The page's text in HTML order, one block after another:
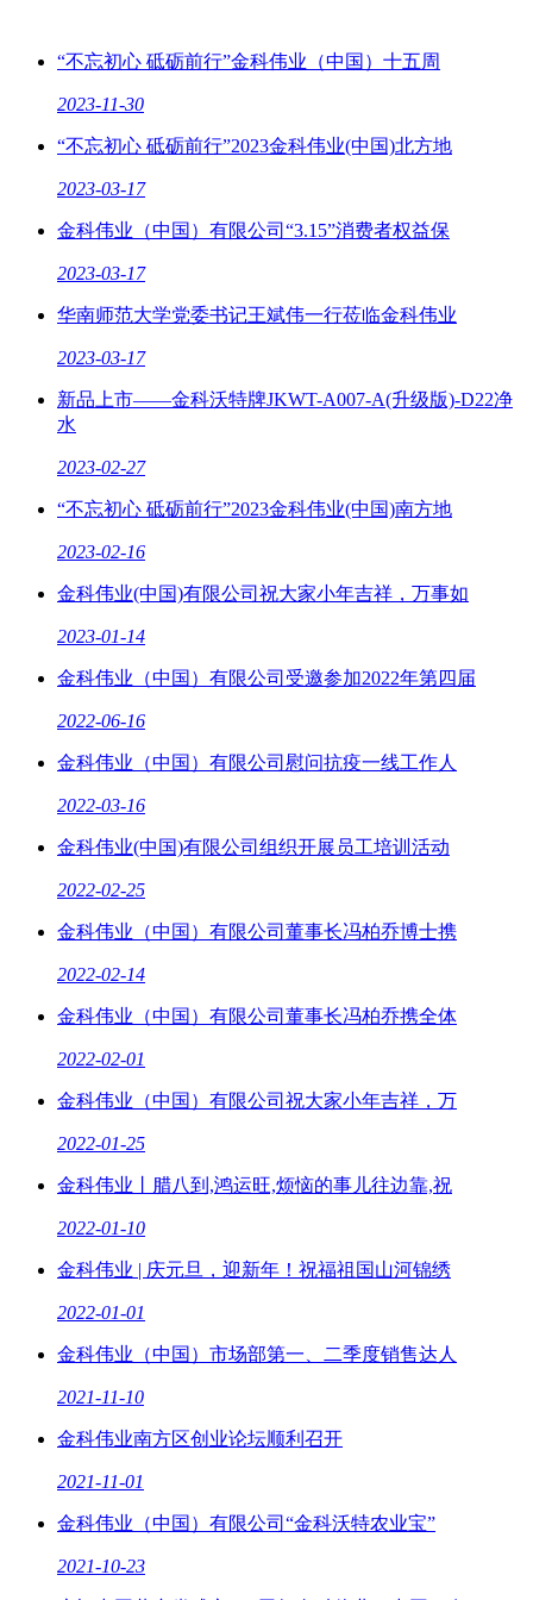
“不忘初心 砥砺前行”金科伟业（中国）十五周
2023-11-30
“不忘初心 砥砺前行”2023金科伟业(中国)北方地
2023-03-17
金科伟业（中国）有限公司“3.15”消费者权益保
2023-03-17
华南师范大学党委书记王斌伟一行莅临金科伟业
2023-03-17
新品上市——金科沃特牌JKWT-A007-A(升级版)-D22净
水
2023-02-27
“不忘初心 砥砺前行”2023金科伟业(中国)南方地
2023-02-16
金科伟业(中国)有限公司祝大家小年吉祥，万事如
2023-01-14
金科伟业（中国）有限公司受邀参加2022年第四届
2022-06-16
金科伟业（中国）有限公司慰问抗疫一线工作人
2022-03-16
金科伟业(中国)有限公司组织开展员工培训活动
2022-02-25
金科伟业（中国）有限公司董事长冯柏乔博士携
2022-02-14
金科伟业（中国）有限公司董事长冯柏乔携全体
2022-02-01
金科伟业（中国）有限公司祝大家小年吉祥，万
2022-01-25
金科伟业丨腊八到,鸿运旺,烦恼的事儿往边靠,祝
2022-01-10
金科伟业 | 庆元旦，迎新年！祝福祖国山河锦绣
2022-01-01
金科伟业（中国）市场部第一、二季度销售达人
2021-11-10
金科伟业南方区创业论坛顺利召开
2021-11-01
金科伟业（中国）有限公司“金科沃特农业宝”
2021-10-23